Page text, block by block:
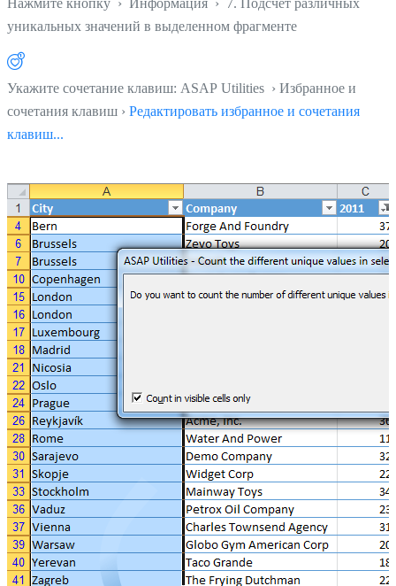
уникальных значений в выделенном фрагменте
Укажите сочетание клавиш: ASAP Utilities › Избранное и
сочетания клавиш › Редактировать избранное и сочетания
клавиш...